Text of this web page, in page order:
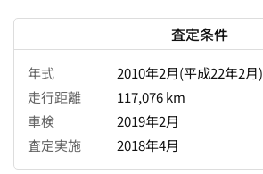
査定条件
年式
2010年2月(平成22年2月)
走行距離
117,076 km
車検
2019年2月
査定実施
2018年4月